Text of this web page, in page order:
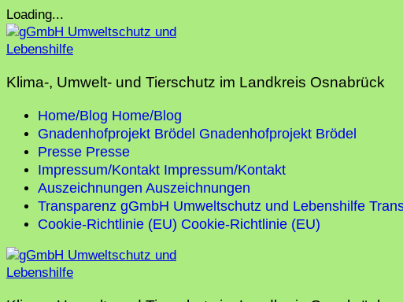
Skip
to
content
Loading...
Klima-, Umwelt- und Tierschutz im Landkreis Osnabrück
Home/Blog Home/Blog
Gnadenhofprojekt Brödel Gnadenhofprojekt Brödel
Presse Presse
Impressum/Kontakt Impressum/Kontakt
Auszeichnungen Auszeichnungen
Transparenz gGmbH Umweltschutz und Lebenshilfe
Cookie-Richtlinie (EU) Cookie-Richtlinie (EU)